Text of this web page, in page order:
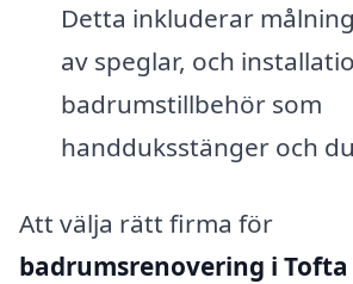
Detta inkluderar
av speglar, och
badrumstillbehör som
handduksstänger och
Att välja rätt firma för
badrumsrenovering i Tofta